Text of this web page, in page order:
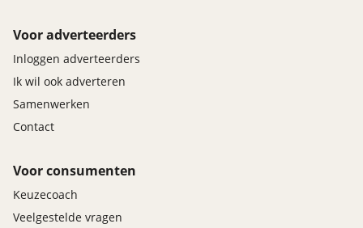
Voor adverteerders
Inloggen adverteerders
Ik wil ook adverteren
Samenwerken
Contact
Voor consumenten
Keuzecoach
Veelgestelde vragen